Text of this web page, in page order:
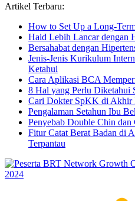
Artikel Terbaru:
How to Set Up a Long-
Haid Lebih Lancar dengan
Bersahabat dengan
Jenis-Jenis Kurikulum
Ketahui
Cara Aplikasi BCA
8 Hal yang Perlu Diketahui
Cari Dokter SpKK di Akhir
Pengalaman Setahun Ibu
Penyebab Double Chin
Fitur Catat Berat Badan di
Terpantau